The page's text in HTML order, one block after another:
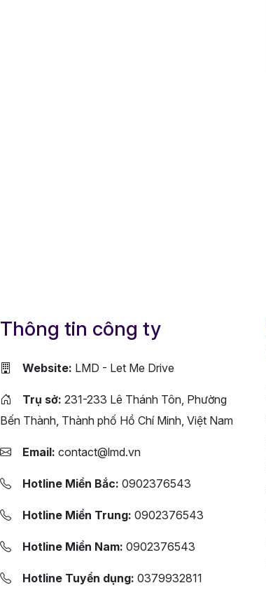
Thông tin công ty
Website: LMD - Let Me Drive
Trụ sở: 231-233 Lê Thánh Tôn, Phường
Bến Thành, Thành phố Hồ Chí Minh, Việt Nam
Email: contact@lmd.vn
Hotline Miền Bắc: 0902376543
Hotline Miền Trung: 0902376543
Hotline Miền Nam: 0902376543
Hotline Tuyển dụng: 0379932811